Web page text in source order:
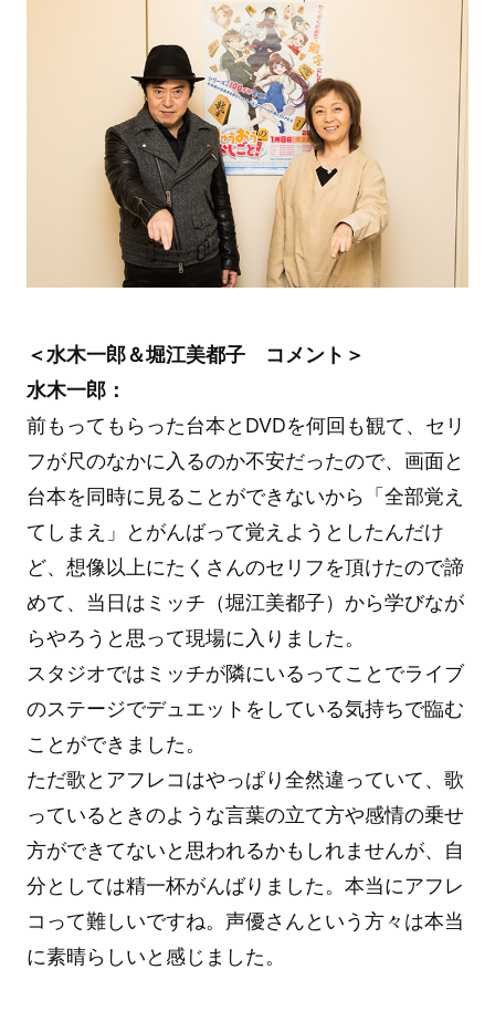
＜水木一郎＆堀江美都子 コメント＞
水木一郎：
前もってもらった台本とDVDを何回も観て、セリ
フが尺のなかに入るのか不安だったので、画面と
台本を同時に見ることができないから「全部覚え
てしまえ」とがんばって覚えようとしたんだけ
ど、想像以上にたくさんのセリフを頂けたので諦
めて、当日はミッチ（堀江美都子）から学びなが
らやろうと思って現場に入りました。
スタジオではミッチが隣にいるってことでライブ
のステージでデュエットをしている気持ちで臨む
ことができました。
ただ歌とアフレコはやっぱり全然違っていて、歌
っているときのような言葉の立て方や感情の乗せ
方ができてないと思われるかもしれませんが、自
分としては精一杯がんばりました。本当にアフレ
コって難しいですね。声優さんという方々は本当
に素晴らしいと感じました。